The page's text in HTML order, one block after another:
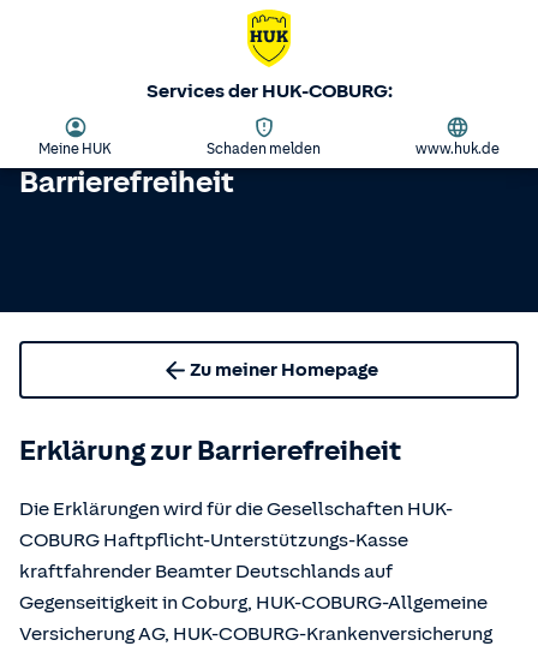
Services der HUK-COBURG:
Meine HUK Schaden melden www.huk.de
Barrierefreiheit
Zu meiner Homepage
Erklärung zur Barrierefreiheit
Die Erklärungen wird für die Gesellschaften HUK-
COBURG Haftpflicht-Unterstützungs-Kasse
kraftfahrender Beamter Deutschlands auf
Gegenseitigkeit in Coburg, HUK-COBURG-Allgemeine
Versicherung AG, HUK-COBURG-Krankenversicherung